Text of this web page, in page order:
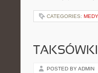
CATEGORIES:
TAKSÓWKI
POSTED BY ADMIN